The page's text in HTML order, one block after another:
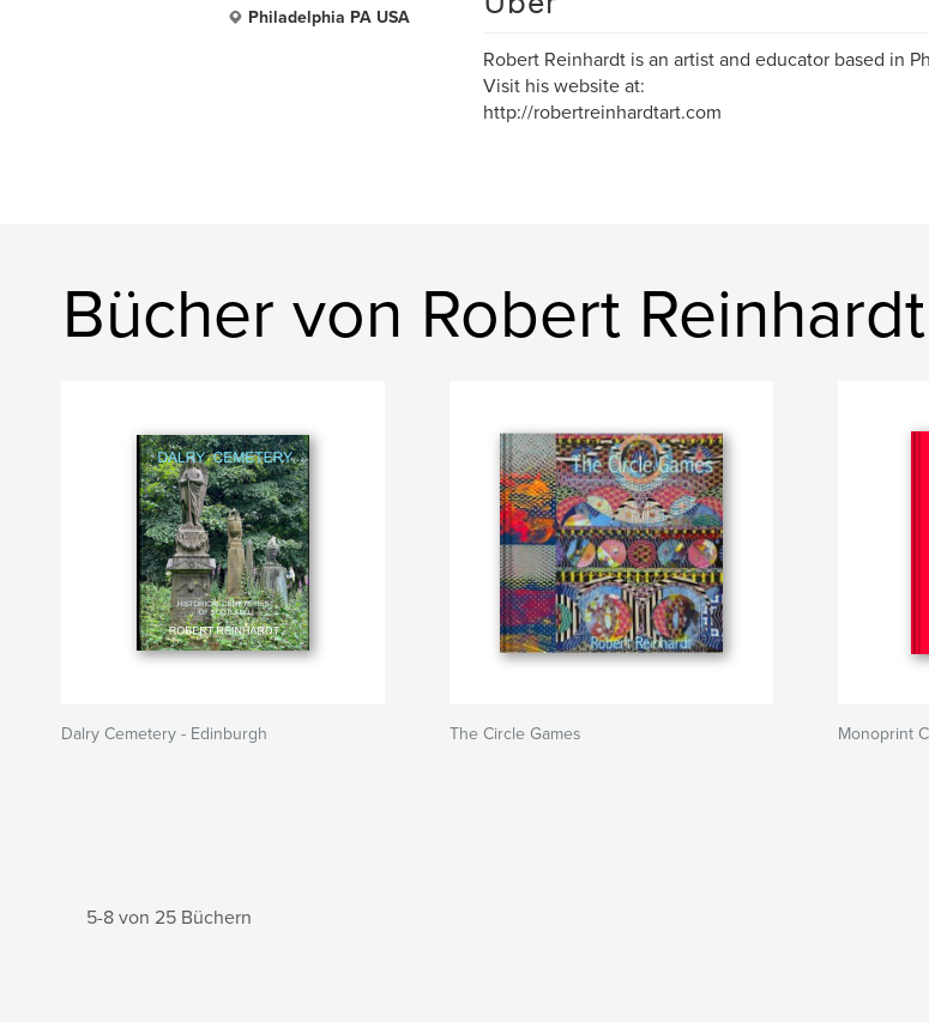
Philadelphia PA USA
Robert Reinhardt is an artist and educator based in
Visit his website at:
http://robertreinhardtart.com
Bücher von Robert Reinhardt
Dalry Cemetery - Edinburgh The Circle Games Monoprint
5-8 von 25 Büchern